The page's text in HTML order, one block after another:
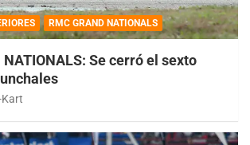
RMC GRAND NATIONALS
NATIONALS: Se cerró el sexto
Kart